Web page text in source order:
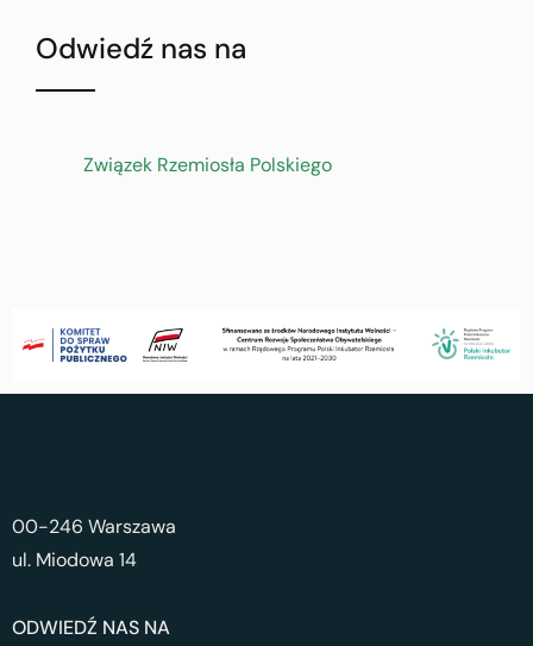
Odwiedź nas na
Związek Rzemiosła Polskiego
00-246 Warszawa
ul. Miodowa 14
ODWIEDŹ NAS NA